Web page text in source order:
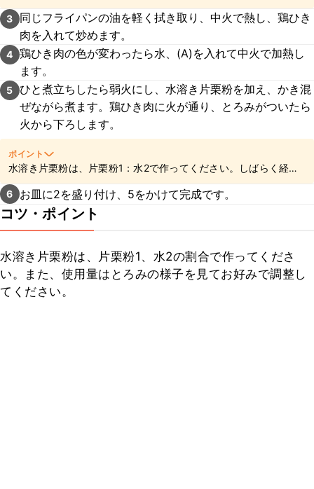
3
同じフライパンの油を軽く拭き取り、中火で熱し、鶏ひき
肉を入れて炒めます。
4 鶏ひき肉の色が変わったら水、(A)を入れて中火で加熱し
ます。
5 ひと煮立ちしたら弱火にし、水溶き片栗粉を加え、かき混
ぜながら煮ます。鶏ひき肉に火が通り、とろみがついたら
火から下ろします。
ポイント
水溶き片栗粉は、片栗粉1：水2で作ってください。しばらく経つ
と片栗粉が沈むので、加える前によく混ぜてくださいね。
6
お皿に2を盛り付け、5をかけて完成です。
コツ・ポイント
水溶き片栗粉は、片栗粉1、水2の割合で作ってくださ
い。また、使用量はとろみの様子を見てお好みで調整し
てください。